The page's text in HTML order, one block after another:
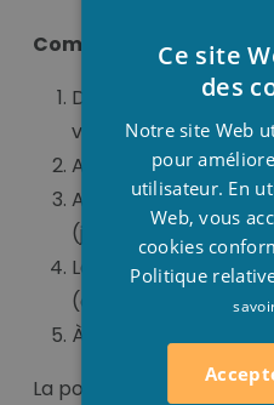
Comment utiliser le
D’abord il faut
votre piscine.
Ajoutez un Chlore
Ajoutez 24 heures
(jusqu’a 1 litre dans
Laissez la pompe
(ceci pour une
À la fin de janvier il
La pompe de circulation
Ce site
des
Notre site Web
pour
utilisateur. En
Web, vous
cookies
Politique